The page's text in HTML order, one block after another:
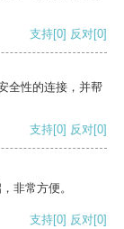
支持[0] 反对[0]
全性的连接，并帮
支持[0] 反对[0]
非常方便。
支持[0] 反对[0]